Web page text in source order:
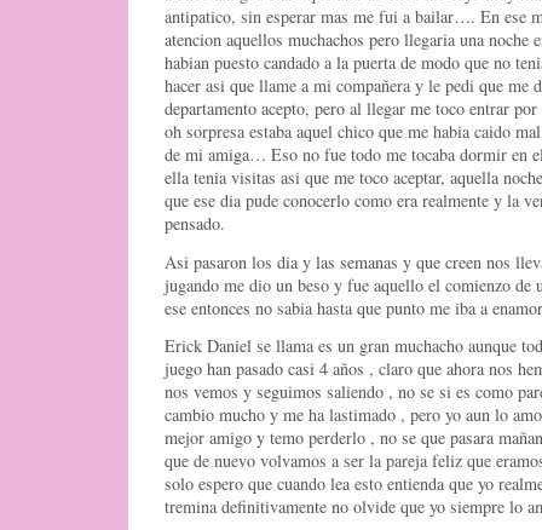
antipatico, sin esperar mas me fui a bailar…. En ese
atencion aquellos muchachos pero llegaria una noche
habian puesto candado a la puerta de modo que no
hacer asi que llame a mi compañera y le pedi que me
departamento acepto, pero al llegar me toco entrar
oh sorpresa estaba aquel chico que me habia caido
de mi amiga… Eso no fue todo me tocaba dormir en
ella tenia visitas asi que me toco aceptar, aquella
que ese dia pude conocerlo como era realmente y la
pensado.
Asi pasaron los dia y las semanas y que creen nos
jugando me dio un beso y fue aquello el comienzo de
ese entonces no sabia hasta que punto me iba a
Erick Daniel se llama es un gran muchacho aunque
juego han pasado casi 4 años , claro que ahora nos
nos vemos y seguimos saliendo , no se si es como
cambio mucho y me ha lastimado , pero yo aun lo
mejor amigo y temo perderlo , no se que pasara
que de nuevo volvamos a ser la pareja feliz que
solo espero que cuando lea esto entienda que yo
tremina definitivamente no olvide que yo siempre lo